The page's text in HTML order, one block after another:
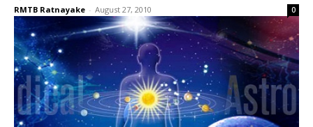
RMTB Ratnayake - August 27, 2010 0